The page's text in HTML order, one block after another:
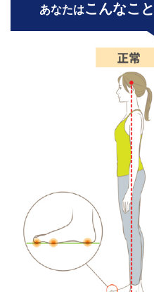
あなたはこんなこと